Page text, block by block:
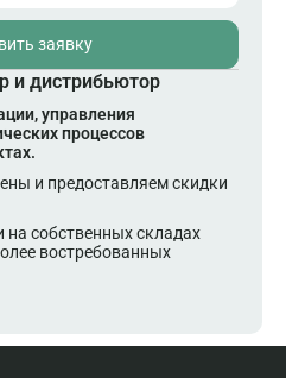
заявку
и дистрибьютор
управления
процессов
и предоставляем скидки
собственных складах
востребованных